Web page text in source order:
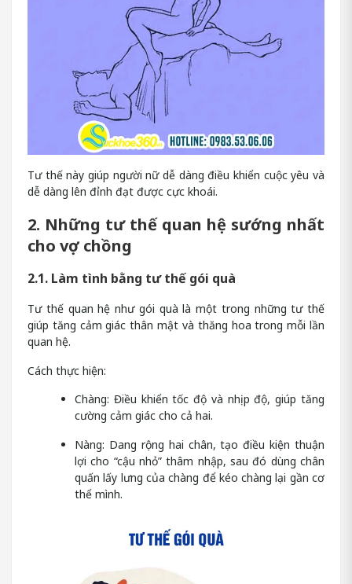
Tư thế này giúp người nữ dễ dàng điều khiển cuộc yêu và
dễ dàng lên đỉnh đạt được cực khoái.
2. Những tư thế quan hệ sướng nhất
cho vợ chồng
2.1. Làm tình bằng tư thế gói quà
Tư thế quan hệ như gói quà là một trong những tư thế
giúp tăng cảm giác thân mật và thăng hoa trong mỗi lần
quan hệ.
Cách thực hiện:
Chàng: Điều khiển tốc độ và nhịp độ, giúp tăng
cường cảm giác cho cả hai.
Nàng: Dang rộng hai chân, tạo điều kiện thuận
lợi cho “cậu nhỏ” thâm nhập, sau đó dùng chân
quấn lấy lưng của chàng để kéo chàng lại gần cơ
thể mình.